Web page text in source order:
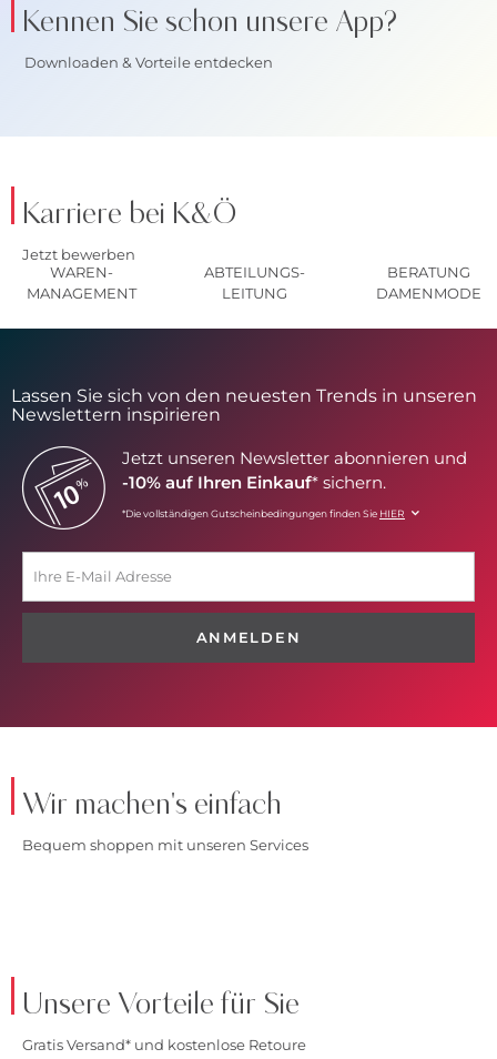
Kennen Sie schon unsere App?
Downloaden & Vorteile entdecken
Karriere bei K&Ö
Jetzt bewerben
WAREN-
MANAGEMENT
ABTEILUNGS-
LEITUNG
BERATUNG
DAMENMODE
Lassen Sie sich von den neuesten Trends in unseren
Newslettern inspirieren
Jetzt unseren Newsletter abonnieren und
-10% auf Ihren Einkauf* sichern.
*Die vollständigen Gutscheinbedingungen finden Sie HIER
ANMELDEN
Wir machen's einfach
Bequem shoppen mit unseren Services
Unsere Vorteile für Sie
Gratis Versand* und kostenlose Retoure